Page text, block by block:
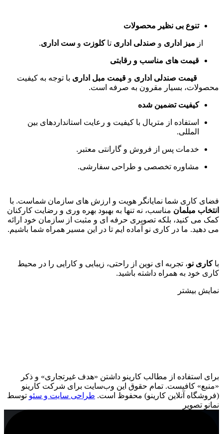
تنوع بی نظیر محصولات
از میز اداری و صندلی اداری تاکلوزت و ست اداری.
قیمت های مناسب و رقابتی
قیمت صندلی اداری و قیمت مبل اداری با توجه به کیفیت
محصولات، بسیار مقرون به صرفه است.
کیفیت تضمین شده
استفاده از متریال با کیفیت و رعایت استانداردهای بین
المللی.
خدمات پس از فروش و گارانتی معتبر .
مشاوره تخصصی و طراحی سفارشی.
فضای کاری شما نمایانگر هویت و ارزش های سازمان شماست. با
انتخاب مبلمان مناسب، نه تنها به بهبود بهره وری و رضایت کارکنان
کمک می کنید، بلکه تصویری حرفه ای و مثبت از سازمان خود ارائه
می دهید. ما در کاری نو آماده ایم تا در این مسیر همراه شما باشیم.
باکاری نو، تجربه ای نوین از راحتی، زیبایی و کارایی را در محیط
کاری خود به همراه داشته باشید.
نمایش بیشتر
برای استفاده از مطالب کارینو داشتن «هدف غیرتجاری» و ذکر
«منبع» کافیست. تمام حقوق اين وب‌سايت برای شرکت کارینو
(فروشگاه آنلاین کارینو) محفوظ است. طراحی سایت و سئو توسط
نمانو تصویر